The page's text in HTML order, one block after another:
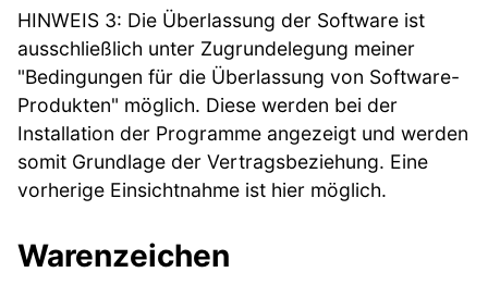
HINWEIS 3: Die Überlassung der Software ist
ausschließlich unter Zugrundelegung meiner
"Bedingungen für die Überlassung von Software-
Produkten" möglich. Diese werden bei der
Installation der Programme angezeigt und werden
somit Grundlage der Vertragsbeziehung. Eine
vorherige Einsichtnahme ist hier möglich.
Warenzeichen